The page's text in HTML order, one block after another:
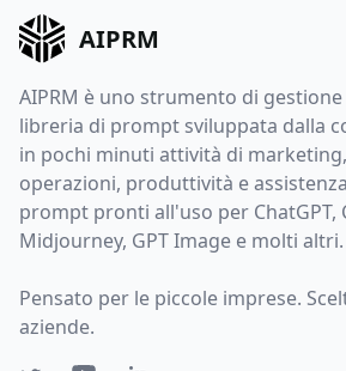
AIPRM
AIPRM è uno strumento di
libreria di prompt sviluppata dalla
in pochi minuti attività di
operazioni, produttività e
prompt pronti all'uso per ChatGPT,
Midjourney, GPT Image e molti altri.
Pensato per le piccole imprese.
aziende.